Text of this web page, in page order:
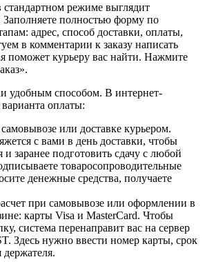
стандартном режиме выглядит
полностью форму по
адрес, способ доставки, оплаты,
в комментарии к заказу написать
поможет курьеру вас найти. Нажмите
удобным способом. В интернет-
оплаты:
или доставке курьером.
с вами в день доставки, чтобы
и заранее подготовить сдачу с любой
товаросопроводительные
денежные средства, получаете
при самовывозе или оформлении в
карты Visa и MasterCard. Чтобы
система перенаправит вас на сервер
Здесь нужно ввести номер карты, срок